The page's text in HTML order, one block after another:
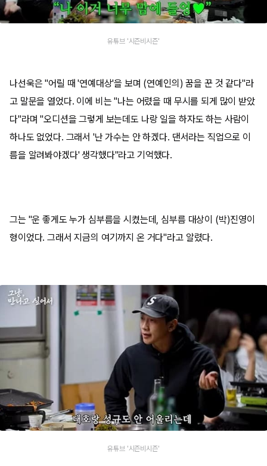
유튜브 '시즌비시즌'
나선욱은 "어릴 때 '연예대상'을 보며 (연예인의) 꿈을 꾼 것 같다"라
고 말문을 열었다. 이에 비는 "나는 어렸을 때 무시를 되게 많이 받았
다"라며 "오디션을 그렇게 보는데도 나랑 일을 하자도 하는 사람이
하나도 없었다. 그래서 '난 가수는 안 하겠다. 댄서라는 직업으로 이
름을 알려봐야겠다' 생각했다"라고 기억했다.
그는 "운 좋게도 누가 심부름을 시켰는데, 심부름 대상이 (박)진영이
형이었다. 그래서 지금의 여기까지 온 거다"라고 알렸다.
유튜브 '시즌비시즌'